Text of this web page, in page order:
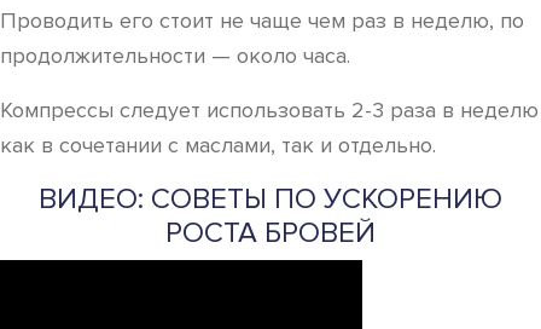
Проводить его стоит не чаще чем раз в неделю, по
продолжительности — около часа.
Компрессы следует использовать 2-3 раза в неделю
как в сочетании с маслами, так и отдельно.
ВИДЕО: СОВЕТЫ ПО УСКОРЕНИЮ
РОСТА БРОВЕЙ